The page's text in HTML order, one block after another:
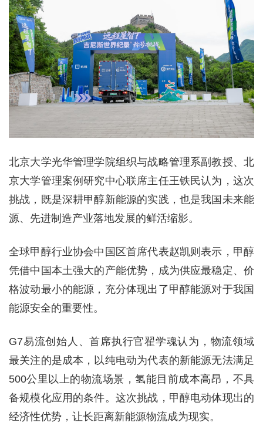
北京大学光华管理学院组织与战略管理系副教授、北
京大学管理案例研究中心联席主任王铁民认为，这次
挑战，既是深耕甲醇新能源的实践，也是我国未来能
源、先进制造产业落地发展的鲜活缩影。
全球甲醇行业协会中国区首席代表赵凯则表示，甲醇
凭借中国本土强大的产能优势，成为供应最稳定、价
格波动最小的能源，充分体现出了甲醇能源对于我国
能源安全的重要性。
G7易流创始人、首席执行官翟学魂认为，物流领域
最关注的是成本，以纯电动为代表的新能源无法满足
500公里以上的物流场景，氢能目前成本高昂，不具
备规模化应用的条件。这次挑战，甲醇电动体现出的
经济性优势，让长距离新能源物流成为现实。